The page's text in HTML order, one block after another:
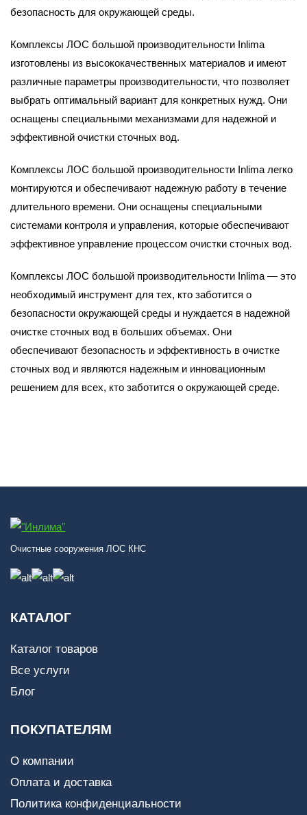
безопасность для окружающей среды.
Комплексы ЛОС большой производительности Inlima
изготовлены из высококачественных материалов и имеют
различные параметры производительности, что позволяет
выбрать оптимальный вариант для конкретных нужд. Они
оснащены специальными механизмами для надежной и
эффективной очистки сточных вод.
Комплексы ЛОС большой производительности Inlima легко
монтируются и обеспечивают надежную работу в течение
длительного времени. Они оснащены специальными
системами контроля и управления, которые обеспечивают
эффективное управление процессом очистки сточных вод.
Комплексы ЛОС большой производительности Inlima — это
необходимый инструмент для тех, кто заботится о
безопасности окружающей среды и нуждается в надежной
очистке сточных вод в больших объемах. Они
обеспечивают безопасность и эффективность в очистке
сточных вод и являются надежным и инновационным
решением для всех, кто заботится о окружающей среде.
Очистные сооружения ЛОС КНС
КАТАЛОГ
Каталог товаров
Все услуги
Блог
ПОКУПАТЕЛЯМ
О компании
Оплата и доставка
Политика конфиденциальности